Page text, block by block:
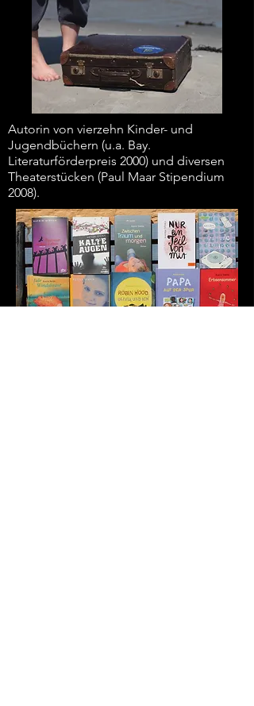
Autorin von vierzehn Kinder- und
Jugendbüchern (u.a. Bay.
Literaturförderpreis 2000) und diversen
Theaterstücken (Paul Maar Stipendium
2008).